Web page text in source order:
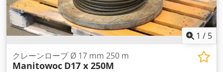
1 / 5
クレーンロープ Ø 17 mm 250 m
Manitowoc D17 x 250M